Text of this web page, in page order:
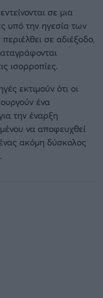
σε μια
υπό την ηγεσία των
σε αδιέξοδο,
ισορροπίες.
εκτιμούν ότι οι
ένα
την έναρξη
να αποφευχθεί
ακόμη δύσκολος